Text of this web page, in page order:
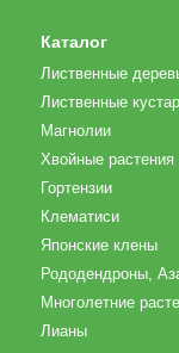
Каталог
Лиственные
Лиственные
Магнолии
Хвойные растения
Гортензии
Клематиси
Японские клены
Рододендроны,
Многолетние
Лианы